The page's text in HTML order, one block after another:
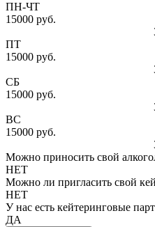
ПН-ЧТ
15000 руб.
ПТ
15000 руб.
СБ
15000 руб.
ВС
15000 руб.
Можно приносить свой
НЕТ
Можно ли пригласить свой
НЕТ
У нас есть кейтеринговые
ДА